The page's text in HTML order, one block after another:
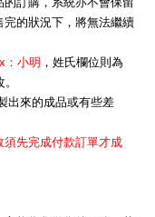
的狀況下，將無法繼續
：小明 ，姓氏欄位則為
出來的成品或有些差
先完成付款訂單才成